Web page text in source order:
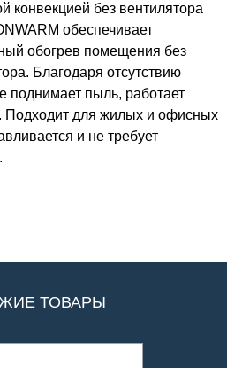
конвекцией без вентилятора
обеспечивает
обогрев помещения без
Благодаря отсутствию
поднимает пыль, работает
Подходит для жилых и офисных
и не требует
ТОВАРЫ